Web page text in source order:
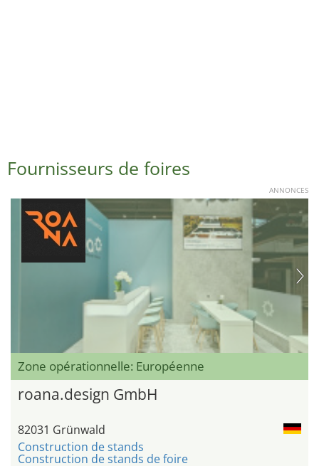
Fournisseurs de foires
ANNONCES
Zone opérationnelle: Européenne
roana.design GmbH
82031 Grünwald
Construction de stands
Construction de stands de foire